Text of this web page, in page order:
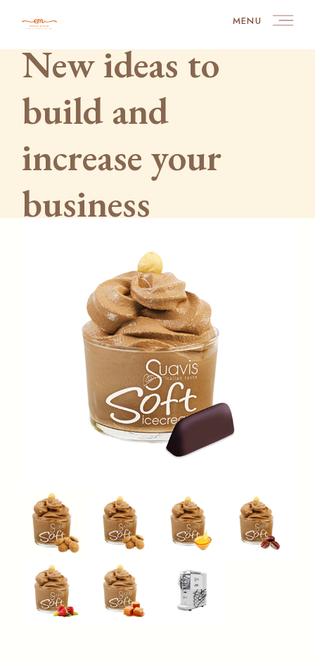
MENU
New ideas to
build and
increase your
business